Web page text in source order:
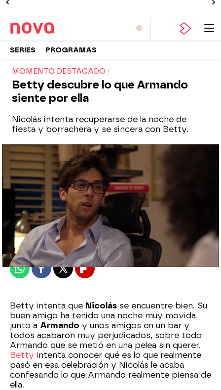
SERIES PROGRAMAS
MOMENTO DESTACADO
Betty descubre lo que Armando
siente por ella
Nicolás intenta recuperarse de la noche de
fiesta y borrachera y se sincera con Betty.
Nova
Madrid
Publicado: 11 de junio de 2021, 20:32
WhatsappFacebook
X Flipboard
Betty intenta que Nicolás se encuentre bien. Su
buen amigo ha tenido una noche muy movida
junto a Armando y unos amigos en un bar y
todos acabaron muy perjudicados, sobre todo
Armando que se metió en una pelea sin querer.
Betty intenta conocer qué es lo que realmente
pasó en esa celebración y Nicolás le acaba
confesando lo que Armando realmente piensa de
ella.